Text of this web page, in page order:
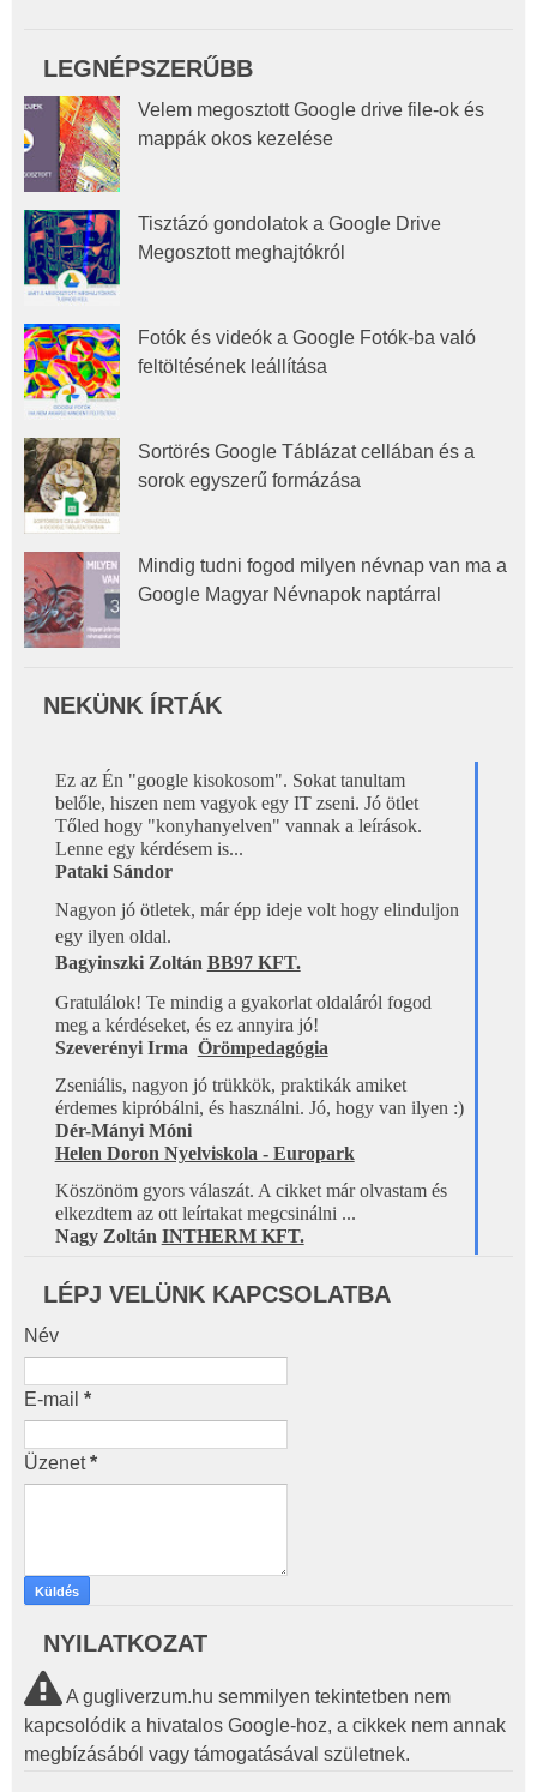
LEGNÉPSZERŰBB
Velem megosztott Google drive file-ok és
mappák okos kezelése
Tisztázó gondolatok a Google Drive
Megosztott meghajtókról
Fotók és videók a Google Fotók-ba való
feltöltésének leállítása
Sortörés Google Táblázat cellában és a
sorok egyszerű formázása
Mindig tudni fogod milyen névnap van ma a
Google Magyar Névnapok naptárral
NEKÜNK ÍRTÁK
Ez az Én "google kisokosom". Sokat tanultam
belőle, hiszen nem vagyok egy IT zseni. Jó ötlet
Tőled hogy "konyhanyelven" vannak a leírások.
Lenne egy kérdésem is...
Pataki Sándor
Nagyon jó ötletek, már épp ideje volt hogy elinduljon
egy ilyen oldal.
Bagyinszki Zoltán BB97 KFT.
Gratulálok! Te mindig a gyakorlat oldaláról fogod
meg a kérdéseket, és ez annyira jó!
Szeverényi Irma Örömpedagógia
Zseniális, nagyon jó trükkök, praktikák amiket
érdemes kipróbálni, és használni. Jó, hogy van ilyen :)
Dér-Mányi Móni
Helen Doron Nyelviskola - Europark
Köszönöm gyors válaszát. A cikket már olvastam és
elkezdtem az ott leírtakat megcsinálni ...
Nagy Zoltán INTHERM KFT.
LÉPJ VELÜNK KAPCSOLATBA
Név
E-mail *
Üzenet*
NYILATKOZAT
A gugliverzum.hu semmilyen tekintetben nem
kapcsolódik a hivatalos Google-hoz, a cikkek nem annak
megbízásából vagy támogatásával születnek.